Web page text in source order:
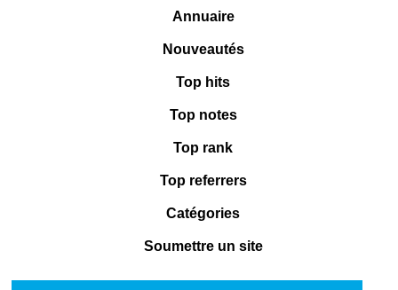
Annuaire
Nouveautés
Top hits
Top notes
Top rank
Top referrers
Catégories
Soumettre un site